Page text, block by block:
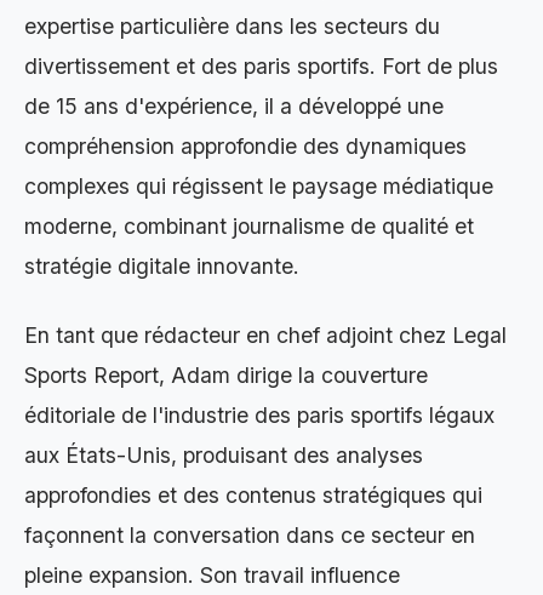
expertise particulière dans les secteurs du
divertissement et des paris sportifs. Fort de plus
de 15 ans d'expérience, il a développé une
compréhension approfondie des dynamiques
complexes qui régissent le paysage médiatique
moderne, combinant journalisme de qualité et
stratégie digitale innovante.
En tant que rédacteur en chef adjoint chez Legal
Sports Report, Adam dirige la couverture
éditoriale de l'industrie des paris sportifs légaux
aux États-Unis, produisant des analyses
approfondies et des contenus stratégiques qui
façonnent la conversation dans ce secteur en
pleine expansion. Son travail influence